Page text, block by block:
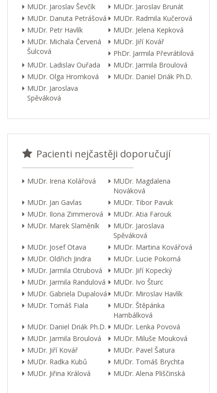
MUDr. Jaroslav Ševčík
MUDr. Jaroslav Brunát
MUDr. Danuta Petrášová
MUDr. Radmila Kučerová
MUDr. Petr Havlík
MUDr. Jelena Kepková
MUDr. Michala Červená
Šulcová
MUDr. Jiří Kovář
PhDr. Jarmila Převrátilová
MUDr. Ladislav Ouřada
MUDr. Jarmila Broulová
MUDr. Olga Hromková
MUDr. Daniel Driák Ph.D.
MUDr. Jaroslava
Spěváková
Pacienti nejčastěji doporučují
MUDr. Irena Kolářová
MUDr. Magdalena
Nováková
MUDr. Jan Gavlas
MUDr. Tibor Pavuk
MUDr. Ilona Zimmerová
MUDr. Atia Farouk
MUDr. Marek Slaměník
MUDr. Jaroslava
Spěváková
MUDr. Josef Otava
MUDr. Martina Kovářová
MUDr. Oldřich Jindra
MUDr. Lucie Pokorná
MUDr. Jarmila Otrubová
MUDr. Jiří Kopecký
MUDr. Jarmila Randulová
MUDr. Ivo Šturc
MUDr. Gabriela Dupalová
MUDr. Miroslav Havlík
MUDr. Tomáš Fiala
MUDr. Štěpánka
Hambálková
MUDr. Daniel Driák Ph.D.
MUDr. Lenka Povová
MUDr. Jarmila Broulová
MUDr. Miluše Mouková
MUDr. Jiří Kovář
MUDr. Pavel Šatura
MUDr. Radka Kubů
MUDr. Tomáš Brychta
MUDr. Jiřina Králová
MUDr. Alena Pliščinská